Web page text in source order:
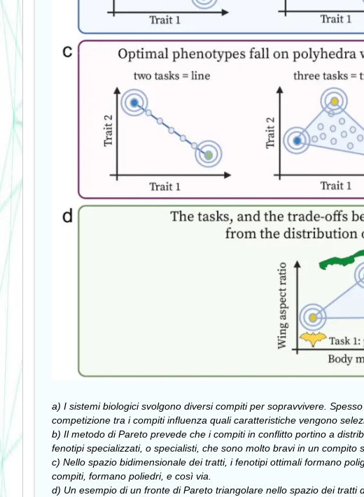
a) I sistemi biologici svolgono diversi compiti per sopravvivere.
competizione tra i compiti influenza quali caratteristiche vengono
b) Il metodo di Pareto prevede che i compiti in conflitto portino a
fenotipi specializzati, o specialisti, che sono molto bravi in un
c) Nello spazio bidimensionale dei tratti, i fenotipi ottimali formano
compiti, formano poliedri, e così via.
d) Un esempio di un fronte di Pareto triangolare nello spazio dei